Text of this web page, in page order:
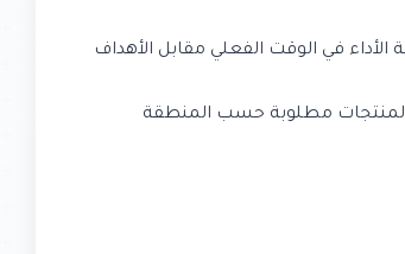
الأداء في الوقت الفعلي مقابل الأهداف
المنتجات مطلوبة حسب المنطقة